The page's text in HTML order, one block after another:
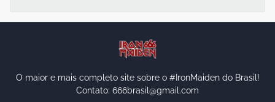
O maior e mais completo site sobre o #IronMaiden do Brasil!
Contato: 666brasil@gmail.com